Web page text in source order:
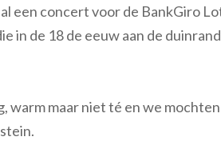
een concert voor de BankGiro
in de 18 de eeuw aan de
warm maar niet té en we